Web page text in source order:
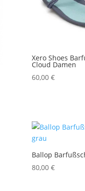
Xero Shoes
Cloud Damen
60,00 €
Ballop
80,00 €